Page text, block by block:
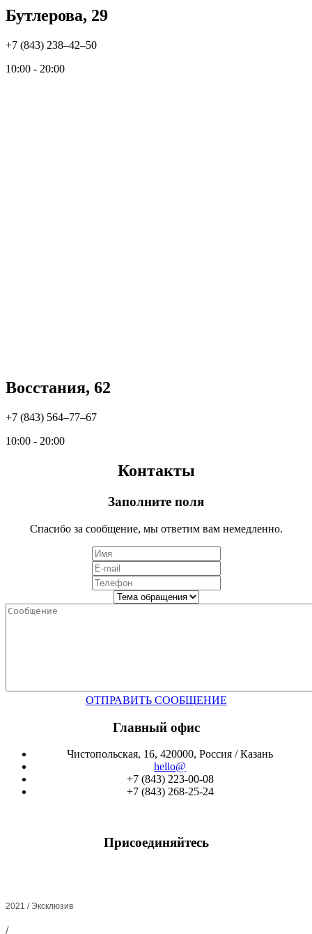
Бутлерова, 29
+7 (843) 238‒42‒50
10:00 - 20:00
Восстания, 62
+7 (843) 564‒77‒67
10:00 - 20:00
Контакты
Заполните поля
Спасибо за сообщение, мы ответим вам немедленно.
ОТПРАВИТЬ СООБЩЕНИЕ
Главный офис
Чистопольская, 16, 420000, Россия / Казань
hello@
+7 (843) 223-00-08
+7 (843) 268-25-24
Присоединяйтесь
2021 / Эксклюзив
/